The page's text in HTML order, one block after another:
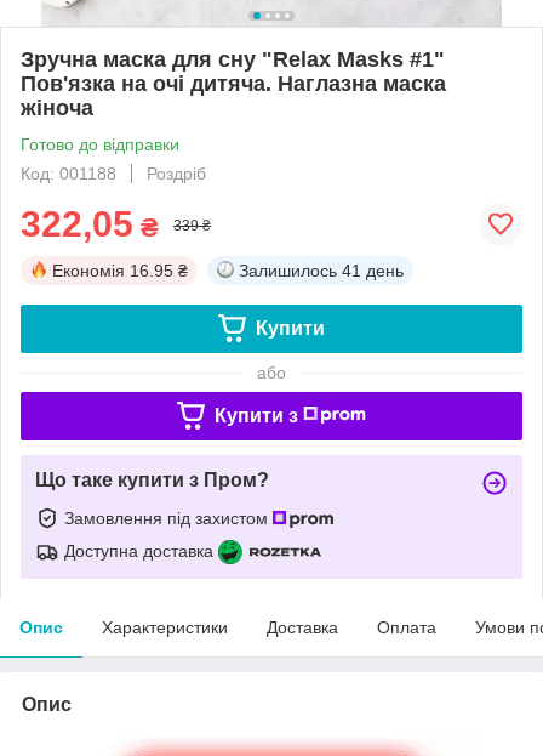
Зручна маска для сну "Relax Masks #1"
Пов'язка на очі дитяча. Наглазна маска
жіноча
Готово до відправки
Код: 001188
Роздріб
322,05 ₴ 339 ₴
Економія 16.95 ₴ Залишилось 41 день
Купити
або
Купити з
Що таке купити з Пром?
Замовлення під захистом
Доступна доставка
Опис Характеристики Доставка Оплата Умови
Опис